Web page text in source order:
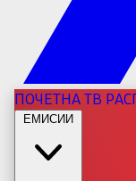
ПОЧЕТНАТВ
ЕМИСИИ